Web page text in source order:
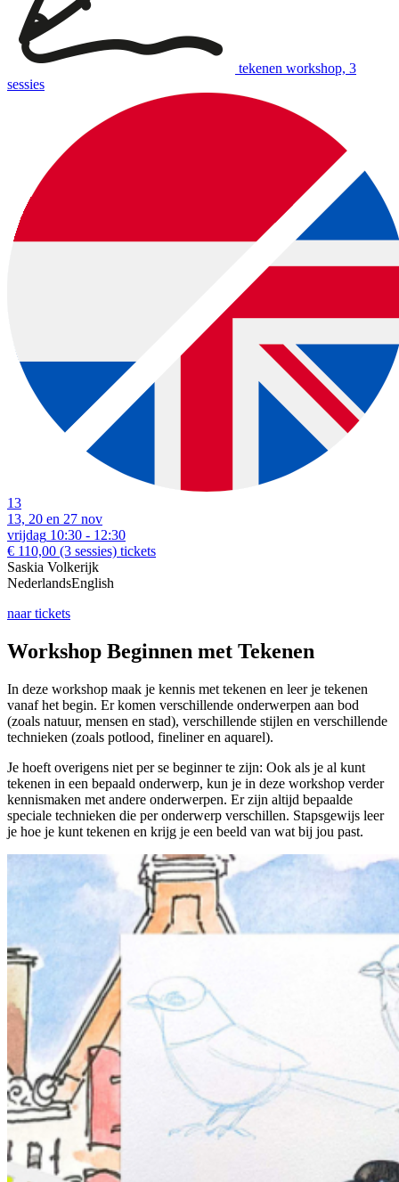
tekenen workshop, 3
sessies
13
13, 20 en 27 nov
vrijdag 10:30 - 12:30
€ 110,00 (3 sessies) tickets
Saskia Volkerijk
NederlandsEnglish
naar tickets
Workshop Beginnen met Tekenen
In deze workshop maak je kennis met tekenen en leer je tekenen
vanaf het begin. Er komen verschillende onderwerpen aan bod
(zoals natuur, mensen en stad), verschillende stijlen en verschillende
technieken (zoals potlood, fineliner en aquarel).
Je hoeft overigens niet per se beginner te zijn: Ook als je al kunt
tekenen in een bepaald onderwerp, kun je in deze workshop verder
kennismaken met andere onderwerpen. Er zijn altijd bepaalde
speciale technieken die per onderwerp verschillen. Stapsgewijs leer
je hoe je kunt tekenen en krijg je een beeld van wat bij jou past.